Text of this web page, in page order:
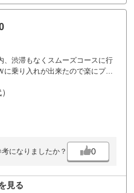
、渋滞もなくスムーズコースに行
に乗り入れが出来たので楽にプレ
ブを探しに行って貰いました。
になりましたか？ 0
見る